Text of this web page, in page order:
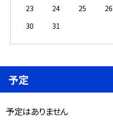
23
24 25 26
30
31
予定
予定はありません